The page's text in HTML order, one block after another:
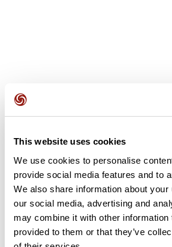
This website uses cookies
We use cookies to personalise
provide social media features and to
We also share information about
our social media, advertising and
may combine it with other information
provided to them or that they’ve
Avis des utilisateurs
Soyez le premier à ajouter
Ajouter un avis